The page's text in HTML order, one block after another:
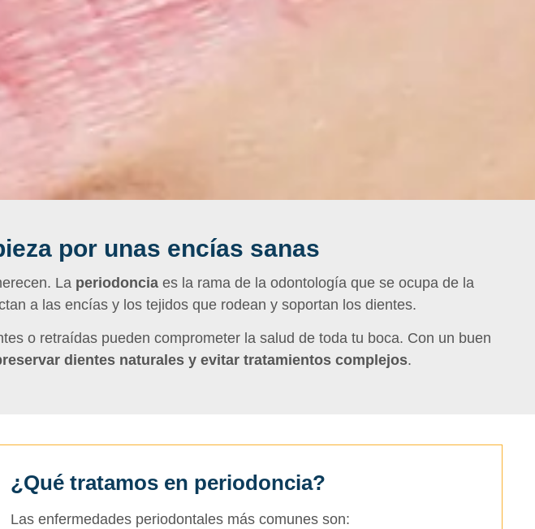
por unas encías sanas
La periodonciaes la rama de la odontología que se ocupa de la
a las encías y los tejidos que rodean y soportan los dientes.
o retraídas pueden comprometer la salud de toda tu boca. Con un buen
dientes naturales y evitar tratamientos complejos.
¿Qué tratamos en periodoncia?
Las enfermedades periodontales más comunes son: